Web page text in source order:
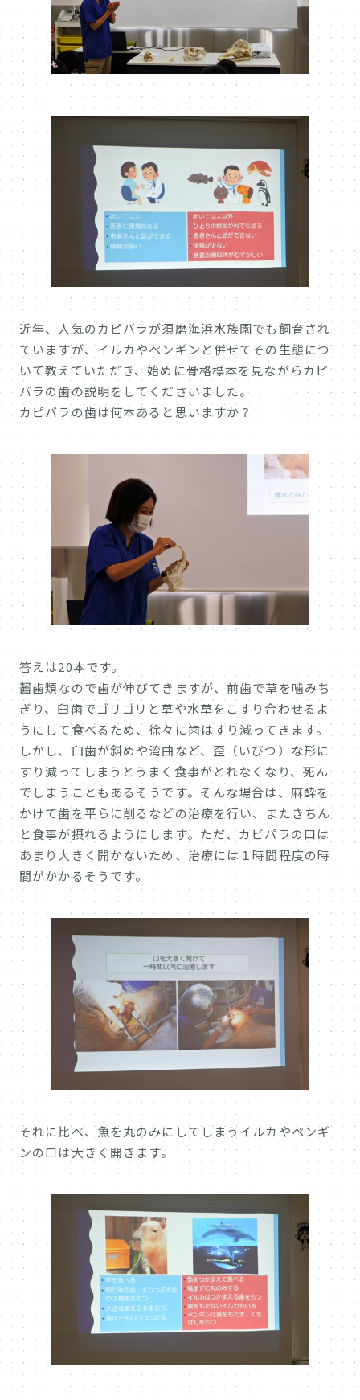
近年、人気のカピバラが須磨海浜水族園でも飼育され
ていますが、イルカやペンギンと併せてその生態につ
いて教えていただき、始めに骨格標本を見ながらカピ
バラの歯の説明をしてくださいました。
カピバラの歯は何本あると思いますか？
答えは20本です。
齧歯類なので歯が伸びてきますが、前歯で草を噛みち
ぎり、臼歯でゴリゴリと草や水草をこすり合わせるよ
うにして食べるため、徐々に歯はすり減ってきます。
しかし、臼歯が斜めや湾曲など、歪（いびつ）な形に
すり減ってしまうとうまく食事がとれなくなり、死ん
でしまうこともあるそうです。そんな場合は、麻酔を
かけて歯を平らに削るなどの治療を行い、またきちん
と食事が摂れるようにします。ただ、カビパラの口は
あまり大きく開かないため、治療には１時間程度の時
間がかかるそうです。
それに比べ、魚を丸のみにしてしまうイルカやペンギ
ンの口は大きく開きます。